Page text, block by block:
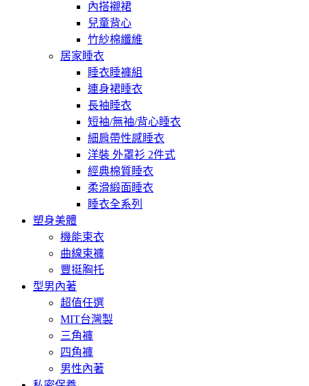
內搭襯裙
兒童背心
竹紗棉纖維
居家睡衣
睡衣睡褲組
連身裙睡衣
長袖睡衣
短袖/無袖/背心睡衣
細肩帶性感睡衣
洋裝 外罩衫 2件式
經典棉質睡衣
柔滑緞面睡衣
睡衣全系列
塑身美體
機能束衣
曲線束褲
豐挺胸托
型男內著
超值任選
MIT台灣製
三角褲
四角褲
男性內著